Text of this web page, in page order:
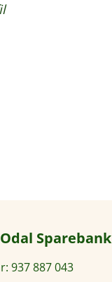
Sparebank
937 887 043